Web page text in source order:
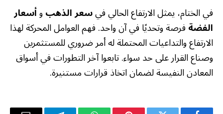
في الختام، يمثل الارتفاع الحالي فيسعر الذهبوأسعار
الفضةفرصة وتحديًا في آن واحد. فهم العوامل المحركة لهذا
الارتفاع والتداعيات المحتملة له أمر ضروري للمستثمرين
وصناع القرار على حد سواء. تابعوا آخر التطورات في أسواق
المعادن النفيسة لضمان اتخاذ قرارات مستنيرة.